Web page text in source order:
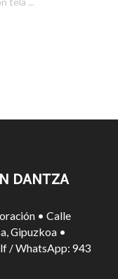
DANTZA
• Calle
Gipuzkoa •
/ WhatsApp: 943